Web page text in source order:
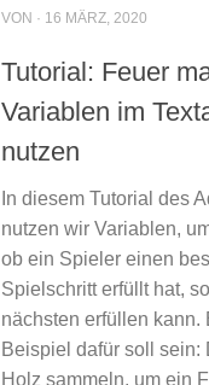
VON · 16 MÄRZ, 2020
Tutorial: Feuer
Variablen im
nutzen
In diesem Tutorial des
nutzen wir Variablen,
ob ein Spieler einen
Spielschritt erfüllt hat,
nächsten erfüllen kann.
Beispiel dafür soll sein:
Holz sammeln, um ein